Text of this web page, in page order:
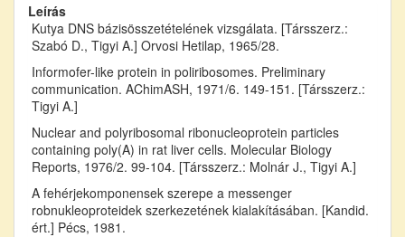
Leírás
Kutya DNS bázisösszetételének vizsgálata. [Társszerz.:
Szabó D., Tigyi A.] Orvosi Hetilap, 1965/28.
Informofer-like protein in poliribosomes. Preliminary
communication. AChimASH, 1971/6. 149-151. [Társszerz.:
Tigyi A.]
Nuclear and polyribosomal ribonucleoprotein particles
containing poly(A) in rat liver cells. Molecular Biology
Reports, 1976/2. 99-104. [Társszerz.: Molnár J., Tigyi A.]
A fehérjekomponensek szerepe a messenger
robnukleoproteidek szerkezetének kialakításában. [Kandid.
ért.] Pécs, 1981.